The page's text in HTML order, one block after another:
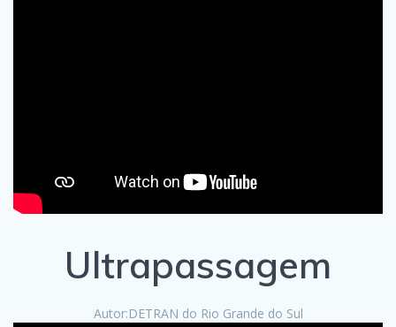
Ultrapassagem
Autor:DETRAN do Rio Grande do Sul